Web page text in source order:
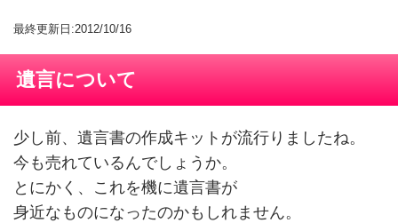
最終更新日:2012/10/16
遺言について
少し前、遺言書の作成キットが流行りましたね。
今も売れているんでしょうか。
とにかく、これを機に遺言書が
身近なものになったのかもしれません。